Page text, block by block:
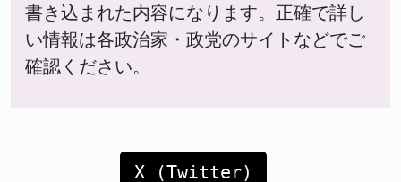
書き込まれた内容になります。正確で詳し
い情報は各政治家・政党のサイトなどでご
確認ください。
X (Twitter)